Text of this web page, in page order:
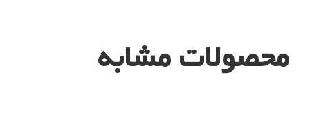
محصولات مشابه